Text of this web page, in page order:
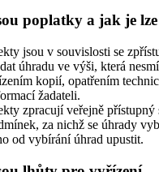
poplatky a jak je
jsou v souvislosti se
úhradu ve výši, která
kopií, opatřením
žadateli.
zpracují veřejně přístupný
za nichž se úhrady
od vybírání úhrad upustit.